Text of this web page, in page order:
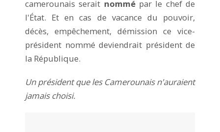
camerounais serait nommépar le chef de
l'État. Et en cas de vacance du pouvoir,
décès, empêchement, démission ce vice-
président nommé deviendrait président de
la République.
Un président que les Camerounais n'auraient
jamais choisi.